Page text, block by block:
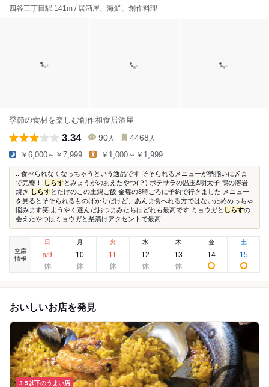
四谷三丁目駅 141m / 居酒屋、海鮮、創作料理
季節の食材を楽しむ創作和食居酒屋
3.34 90 人 4468 人
￥6,000～￥7,999 ￥1,000～￥1,999
...食べられなくなっちゃうという逸品です そそられるメニューが勢揃いに〆ま
で完璧！
しらすとみょうがのあえたやつ(？) ポテサラの温玉&明太子 鴨の溶岩
焼き
しらすとたけのこの土鍋ご飯 金曜の8時ごろに予約で行きました メニュー
を見るとそそられるものばかりだけど、あんま食べれる方ではないためめっちゃ
悩みます笑 ようやく選んだおつまみたちはどれも最高です ミョウガと しらすの
会えたやつはミョウガと柴漬けアクセントで最高...
空席
情報
日
8/9
月
10
火
11
水
12
木
13
金
14
土
15
おいしいお店を発見
3.5以下のうまい店